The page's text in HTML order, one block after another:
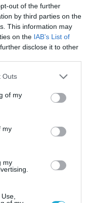
out of the further
by third parties on the
This information may
on the IAB’s List of
disclose it to other
one or more Google
You may click to
its third-party tags to
in below Google
Outs
of my
my
my